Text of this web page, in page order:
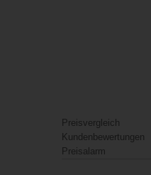
Preisvergleich
Kundenbewertungen
Preisalarm